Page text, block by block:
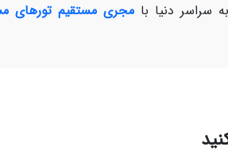
سراسر دنیا بامجری مستقیم تورهای